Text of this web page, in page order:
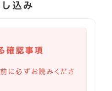
込み
確認事項
に必ずお読みくださ